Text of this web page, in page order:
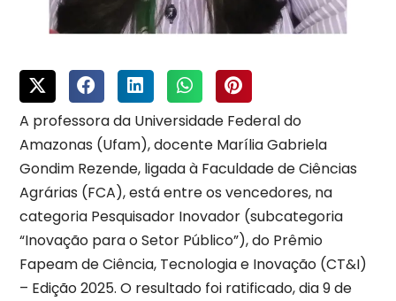
A professora da Universidade Federal do
Amazonas (Ufam), docente Marília Gabriela
Gondim Rezende, ligada à Faculdade de Ciências
Agrárias (FCA), está entre os vencedores, na
categoria Pesquisador Inovador (subcategoria
“Inovação para o Setor Público”), do Prêmio
Fapeam de Ciência, Tecnologia e Inovação (CT&I)
– Edição 2025. O resultado foi ratificado, dia 9 de